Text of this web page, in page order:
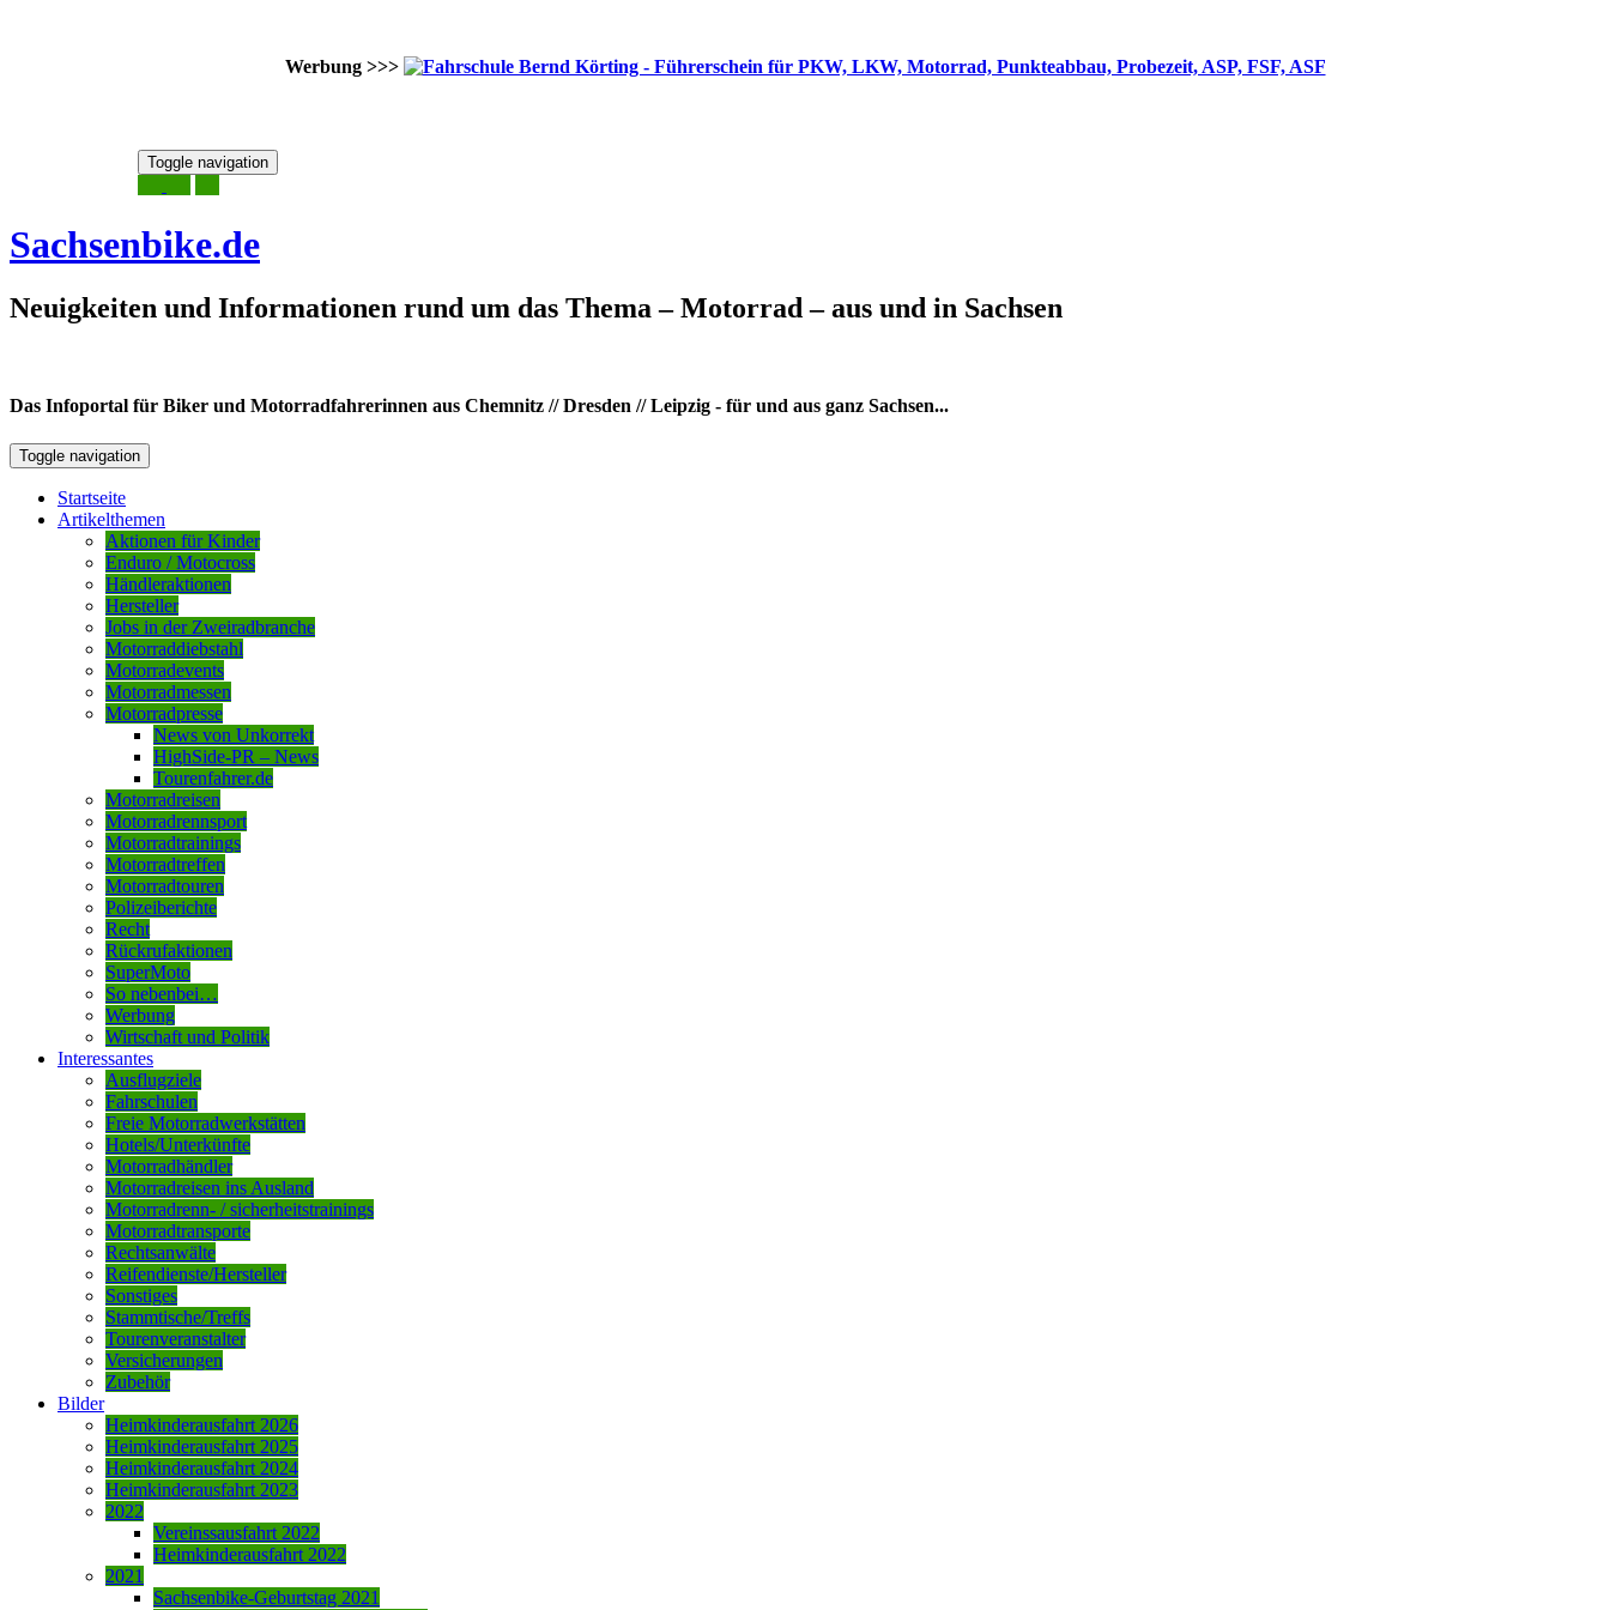
Werbung >>>
Toggle navigation
Sachsenbike.de
Neuigkeiten und Informationen rund um das Thema – Motorrad – aus und in Sachsen
Das Infoportal für Biker und Motorradfahrerinnen aus Chemnitz // Dresden // Leipzig - für und aus ganz Sachsen...
Toggle navigation
Startseite
Artikelthemen
Aktionen für Kinder
Enduro / Motocross
Händleraktionen
Hersteller
Jobs in der Zweiradbranche
Motorraddiebstahl
Motorradevents
Motorradmessen
Motorradpresse
News von Unkorrekt
HighSide-PR – News
Tourenfahrer.de
Motorradreisen
Motorradrennsport
Motorradtrainings
Motorradtreffen
Motorradtouren
Polizeiberichte
Recht
Rückrufaktionen
SuperMoto
So nebenbei…
Werbung
Wirtschaft und Politik
Interessantes
Ausflugziele
Fahrschulen
Freie Motorradwerkstätten
Hotels/Unterkünfte
Motorradhändler
Motorradreisen ins Ausland
Motorradrenn- / sicherheitstrainings
Motorradtransporte
Rechtsanwälte
Reifendienste/Hersteller
Sonstiges
Stammtische/Treffs
Tourenveranstalter
Versicherungen
Zubehör
Bilder
Heimkinderausfahrt 2026
Heimkinderausfahrt 2025
Heimkinderausfahrt 2024
Heimkinderausfahrt 2023
2022
Vereinssausfahrt 2022
Heimkinderausfahrt 2022
2021
Sachsenbike-Geburtstag 2021